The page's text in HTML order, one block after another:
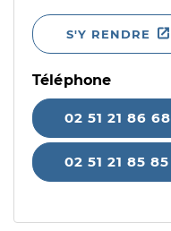
S'Y RENDRE
Téléphone
02 51 21 86 68
02 51 21 85 85